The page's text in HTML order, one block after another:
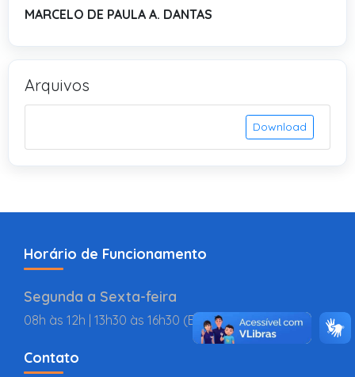
MARCELO DE PAULA A. DANTAS
Arquivos
Download
Horário de Funcionamento
Segunda a Sexta-feira
08h às 12h | 13h30 às 16h30 (BR
Contato